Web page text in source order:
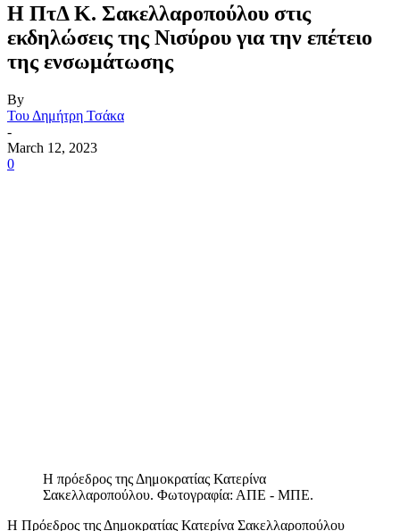
Η ΠτΔ K. Σακελλαροπούλου στις
εκδηλώσεις της Νισύρου για την επέτειο
της ενσωμάτωσης
By
Του Δημήτρη Τσάκα
-
March 12, 2023
0
Η πρόεδρος της Δημοκρατίας Κατερίνα
Σακελλαροπούλου. Φωτογραφία: ΑΠΕ - ΜΠΕ.
Η Πρόεδρος της Δημοκρατίας Κατερίνα Σακελλαροπούλου